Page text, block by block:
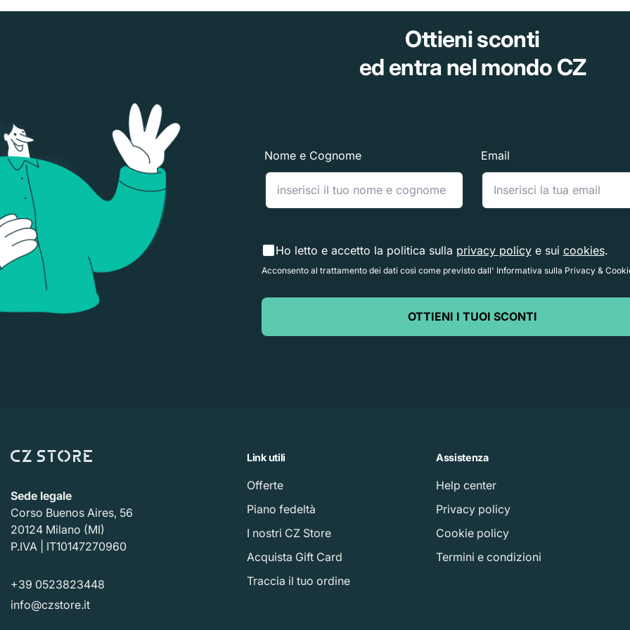
Ottieni sconti
ed entra nel mondo CZ
Nome e Cognome Email
Ho letto e accetto la politica sulla privacy policye sui cookies.
Acconsento al trattamento dei dati così come previsto dall' Informativa sulla Privacy &
OTTIENI I TUOI SCONTI
Sede legale
Corso Buenos Aires, 56
20124 Milano (MI)
P.IVA | IT10147270960
+39 0523823448
info@czstore.it
Link utili
Offerte
Piano fedeltà
I nostri CZ Store
Acquista Gift Card
Traccia il tuo ordine
Assistenza
Help center
Privacy policy
Cookie policy
Termini e condizioni